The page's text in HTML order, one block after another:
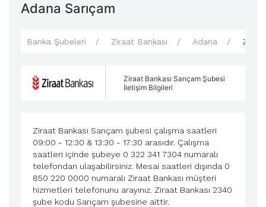
Adana Sarıçam
Banka Şubeleri Ziraat Bankası Adana
Ziraat Bankası Sarıçam Şubesi
İletişim Bilgileri
Ziraat Bankası Sarıçam şubesi çalışma saatleri
09:00 - 12:30 & 13:30 - 17:30 arasıdır. Çalışma
saatleri içinde şubeye 0 322 341 7304 numaralı
telefondan ulaşabilirsiniz. Mesai saatleri dışında 0
850 220 0000 numaralı Ziraat Bankası müşteri
hizmetleri telefonunu arayınız. Ziraat Bankası 2340
şube kodu Sarıçam şubesine aittir.